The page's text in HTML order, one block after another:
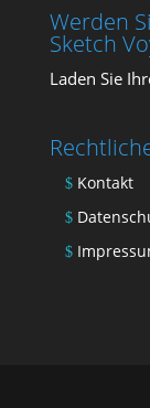
Werden
Sketch
Laden Sie
Kontakt